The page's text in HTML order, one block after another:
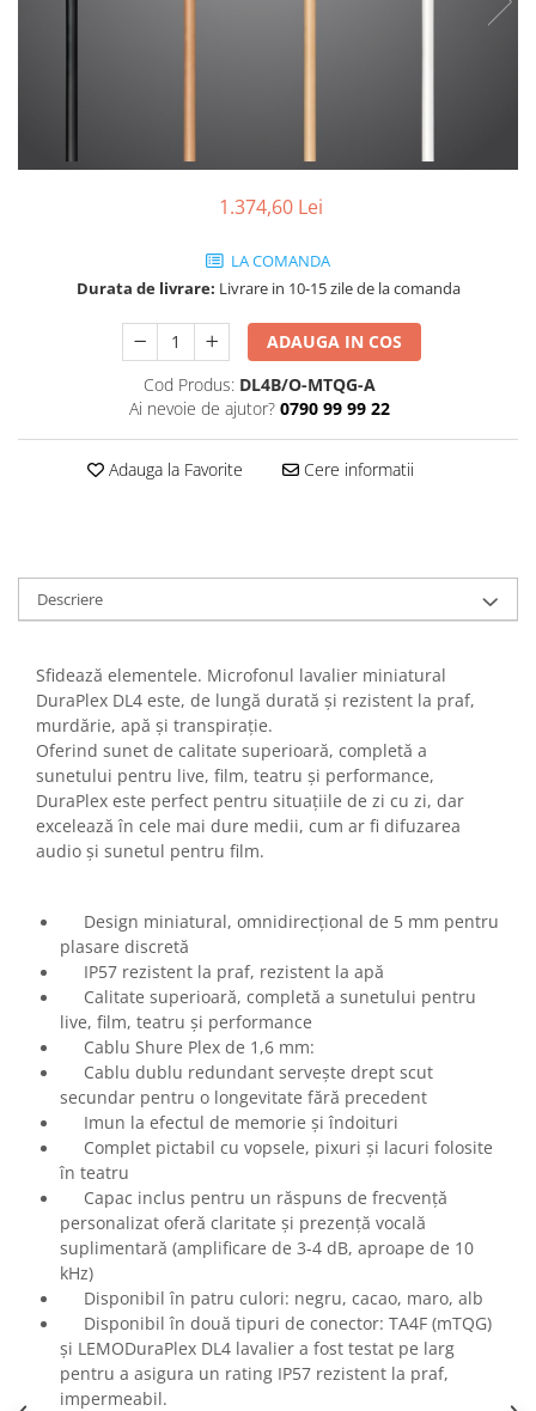
Boxe Pasive
Subwoofere Pasive
Cabluri si conectori
Accesorii pt. Cabluri
Adaptoare Audio
Cabluri Audio cu Conectori
Casti cu fir
Casti fara fir
Interfete audio
Microfoane
Accesorii pentru Microfoane
Headset-uri si lavaliere
Microfoane cu fir pentru live
Microfoane de captura
Microfoane USB - Podcast, Gaming
Seturi de microfoane
Sisteme wireless
Mixere
Accesorii mixere
Mixere analogice
Mixere digitale
Mixere pentru DJ
Monitorizare In-Ear
Stative pentru Boxe
Stative pentru Microfoane
1.374,60 Lei
LA COMANDA
Durata de livrare: Livrare in 10-15 zile de la comanda
ADAUGA IN COS
Cod Produs: DL4B/O-MTQG-A
Ai nevoie de ajutor? 0790 99 99 22
Adauga la Favorite Cere informatii
Descriere
Sfidează elementele. Microfonul lavalier miniatural
DuraPlex DL4 este, de lungă durată și rezistent la praf,
murdărie, apă și transpirație.
Oferind sunet de calitate superioară, completă a
sunetului pentru live, film, teatru și performance,
DuraPlex este perfect pentru situațiile de zi cu zi, dar
excelează în cele mai dure medii, cum ar fi difuzarea
audio și sunetul pentru film.
Design miniatural, omnidirecțional de 5 mm pentru
plasare discretă
IP57 rezistent la praf, rezistent la apă
Calitate superioară, completă a sunetului pentru
live, film, teatru și performance
Cablu Shure Plex de 1,6 mm:
Cablu dublu redundant servește drept scut
secundar pentru o longevitate fără precedent
Imun la efectul de memorie și îndoituri
Complet pictabil cu vopsele, pixuri și lacuri folosite
în teatru
Capac inclus pentru un răspuns de frecvență
personalizat oferă claritate și prezență vocală
suplimentară (amplificare de 3-4 dB, aproape de 10
kHz)
Disponibil în patru culori: negru, cacao, maro, alb
Disponibil în două tipuri de conector: TA4F (mTQG)
și LEMODuraPlex DL4 lavalier a fost testat pe larg
pentru a asigura un rating IP57 rezistent la praf,
impermeabil.